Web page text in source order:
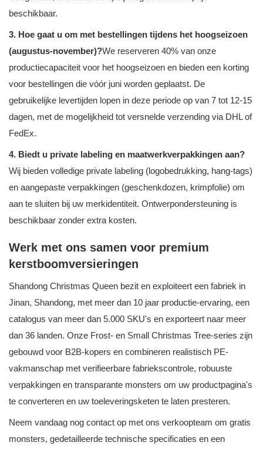
beschikbaar.
3. Hoe gaat u om met bestellingen tijdens het hoogseizoen
(augustus-november)?We reserveren 40% van onze
productiecapaciteit voor het hoogseizoen en bieden een korting
voor bestellingen die vóór juni worden geplaatst. De
gebruikelijke levertijden lopen in deze periode op van 7 tot 12-15
dagen, met de mogelijkheid tot versnelde verzending via DHL of
FedEx.
4. Biedt u private labeling en maatwerkverpakkingen aan?
Wij bieden volledige private labeling (logobedrukking, hang-tags)
en aangepaste verpakkingen (geschenkdozen, krimpfolie) om
aan te sluiten bij uw merkidentiteit. Ontwerpondersteuning is
beschikbaar zonder extra kosten.
Werk met ons samen voor premium
kerstboomversieringen
Shandong Christmas Queen bezit en exploiteert een fabriek in
Jinan, Shandong, met meer dan 10 jaar productie-ervaring, een
catalogus van meer dan 5.000 SKU's en exporteert naar meer
dan 36 landen. Onze Frost- en Small Christmas Tree-series zijn
gebouwd voor B2B-kopers en combineren realistisch PE-
vakmanschap met verifieerbare fabriekscontrole, robuuste
verpakkingen en transparante monsters om uw productpagina's
te converteren en uw toeleveringsketen te laten presteren.
Neem vandaag nog contact op met ons verkoopteam om gratis
monsters, gedetailleerde technische specificaties en een